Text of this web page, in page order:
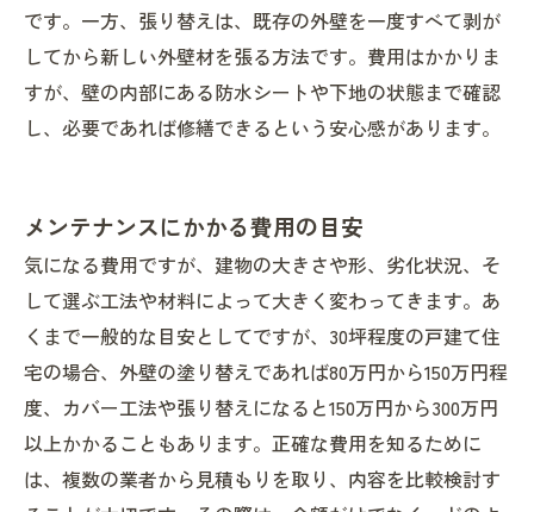
です。一方、張り替えは、既存の外壁を一度すべて剥が
してから新しい外壁材を張る方法です。費用はかかりま
すが、壁の内部にある防水シートや下地の状態まで確認
し、必要であれば修繕できるという安心感があります。
メンテナンスにかかる費用の目安
気になる費用ですが、建物の大きさや形、劣化状況、そ
して選ぶ工法や材料によって大きく変わってきます。あ
くまで一般的な目安としてですが、30坪程度の戸建て住
宅の場合、外壁の塗り替えであれば80万円から150万円程
度、カバー工法や張り替えになると150万円から300万円
以上かかることもあります。正確な費用を知るために
は、複数の業者から見積もりを取り、内容を比較検討す